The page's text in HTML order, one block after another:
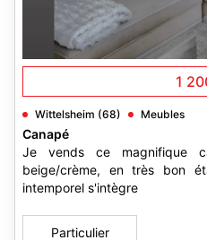
1
Wittelsheim (68) Meubles
Canapé
Je vends ce magnifique
beige/crème, en très bon
intemporel s'intègre
Particulier